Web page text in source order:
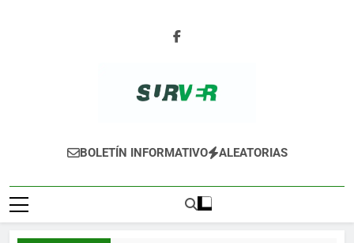
SURVER
BOLETÍN INFORMATIVO ALEATORIAS